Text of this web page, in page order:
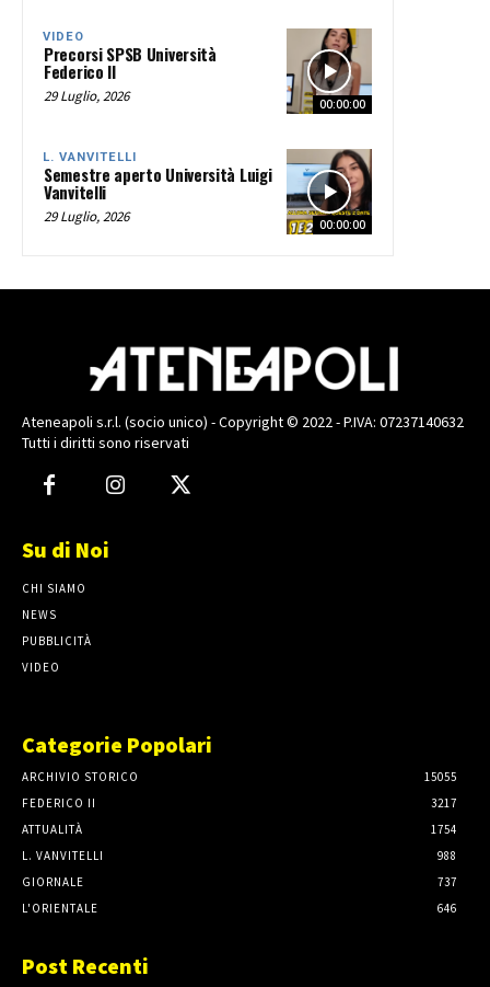
00:00:00
VIDEO
Precorsi SPSB Università
Federico II
29 Luglio, 2026
00:00:00
L. VANVITELLI
Semestre aperto Università Luigi
Vanvitelli
29 Luglio, 2026
Ateneapoli s.r.l. (socio unico) - Copyright © 2022 - P.IVA: 07237140632
Tutti i diritti sono riservati
Su di Noi
CHI SIAMO
NEWS
PUBBLICITÀ
VIDEO
Categorie Popolari
ARCHIVIO STORICO
15055
FEDERICO II
3217
ATTUALITÀ
1754
L. VANVITELLI
988
GIORNALE
737
L'ORIENTALE
646
Post Recenti